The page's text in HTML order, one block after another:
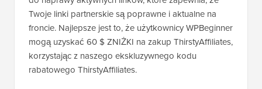
Twoje linki partnerskie są poprawne i aktualne na
froncie. Najlepsze jest to, że użytkownicy WPBeginner
mogą uzyskać 60 $ ZNIŻKI na zakup ThirstyAffiliates,
korzystając z naszego ekskluzywnego kodu
rabatowego ThirstyAffiliates.